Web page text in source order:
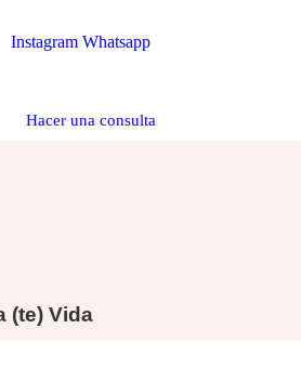
Instagram Whatsapp
Hacer una consulta
(te) Vida